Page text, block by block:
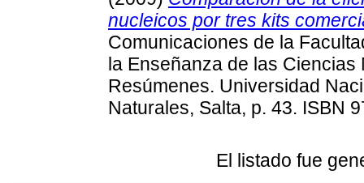
nucleicos por tres kits
Comunicaciones de la
la Enseñanza de las
Resúmenes. Universidad
Naturales, Salta, p. 43. ISBN
El listado fue